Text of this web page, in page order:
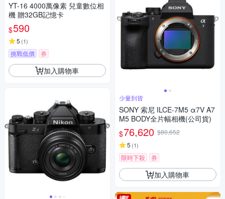
YT-16 4000萬像素 兒童數位相
機 贈32GB記憶卡
$590
5 (1)
挑戰低價 券
加入購物車
少量到貨
SONY 索尼 ILCE-7M5 α7V A7
M5 BODY全片幅相機(公司貨)
$76,620 $80,652
5 (1)
限時下殺 券
加入購物車